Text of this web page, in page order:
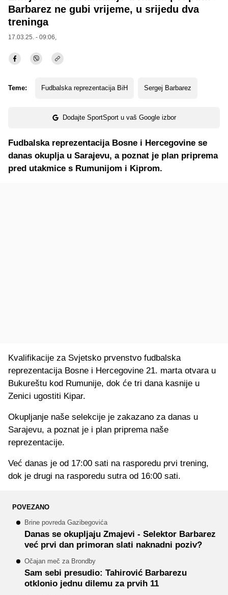
Barbarez ne gubi vrijeme, u srijedu dva
treninga
17.03.25. - 09:06,
Teme: Fudbalska reprezentacija BiH Sergej Barbarez
Dodajte SportSport u vaš Google izbor
Fudbalska reprezentacija Bosne i Hercegovine se
danas okuplja u Sarajevu, a poznat je plan priprema
pred utakmice s Rumunijom i Kiprom.
Kvalifikacije za Svjetsko prvenstvo fudbalska
reprezentacija Bosne i Hercegovine 21. marta otvara u
Bukureštu kod Rumunije, dok će tri dana kasnije u
Zenici ugostiti Kipar.
Okupljanje naše selekcije je zakazano za danas u
Sarajevu, a poznat je i plan priprema naše
reprezentacije.
Već danas je od 17:00 sati na rasporedu prvi trening,
dok je drugi na rasporedu sutra od 16:00 sati.
POVEZANO
Brine povreda Gazibegovića
Danas se okupljaju Zmajevi - Selektor Barbarez
već prvi dan primoran slati naknadni poziv?
Očajan meč za Brondby
Sam sebi presudio: Tahirović Barbarezu
otklonio jednu dilemu za prvih 11